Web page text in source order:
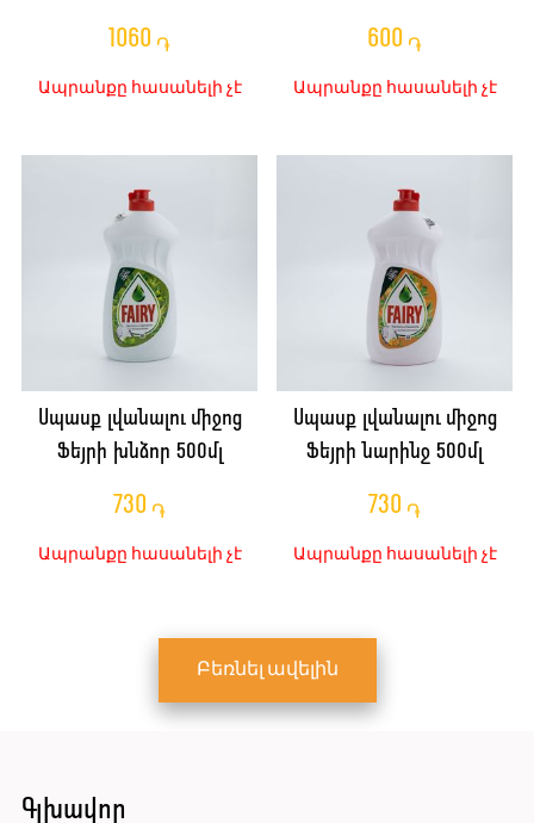
1060 ֏
Ապրանքը հասանելի չէ
600 ֏
Ապրանքը հասանելի չէ
Սպասք լվանալու միջոց
Ֆեյրի խնձոր 500մլ
730 ֏
Ապրանքը հասանելի չէ
Սպասք լվանալու միջոց
Ֆեյրի նարինջ 500մլ
730 ֏
Ապրանքը հասանելի չէ
Բեռնել ավելին
Գլխավոր